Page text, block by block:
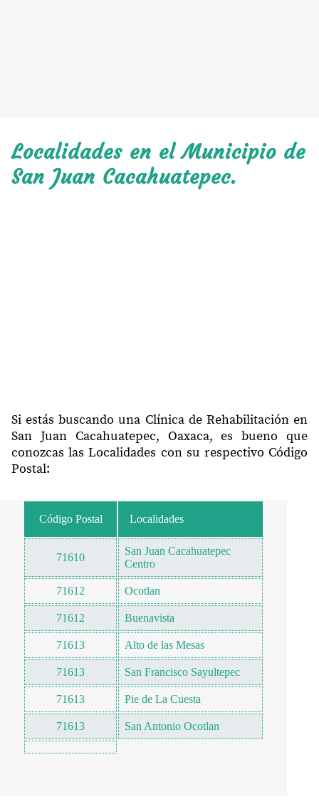
Localidades en el Municipio de
San Juan Cacahuatepec.
Si estás buscando una Clínica de Rehabilitación en
San Juan Cacahuatepec, Oaxaca, es bueno que
conozcas las Localidades con su respectivo Código
Postal:
Código Postal Localidades
71610
San Juan Cacahuatepec
Centro
71612 Ocotlan
71612 Buenavista
71613 Alto de las Mesas
71613 San Francisco Sayultepec
71613 Pie de La Cuesta
71613 San Antonio Ocotlan